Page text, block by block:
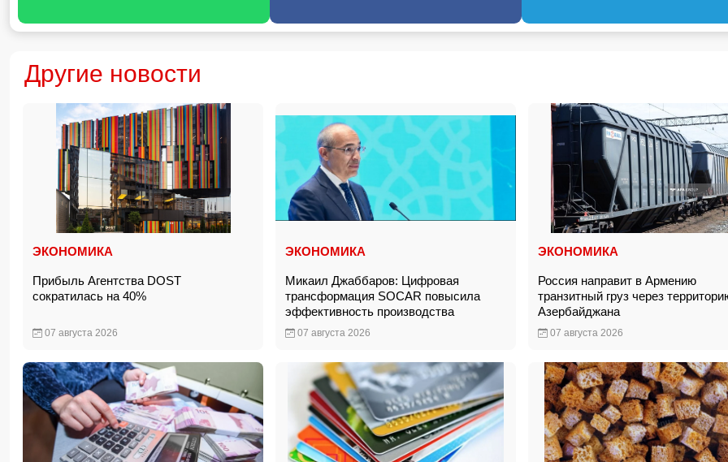
Другие новости
ЭКОНОМИКА
Прибыль Агентства DOST
сократилась на 40%
07 августа 2026
ЭКОНОМИКА
Микаил Джаббаров: Цифровая
трансформация SOCAR повысила
эффективность производства
07 августа 2026
ЭКОНОМИКА
Россия направит в Армению
транзитный груз через
Азербайджана
07 августа 2026